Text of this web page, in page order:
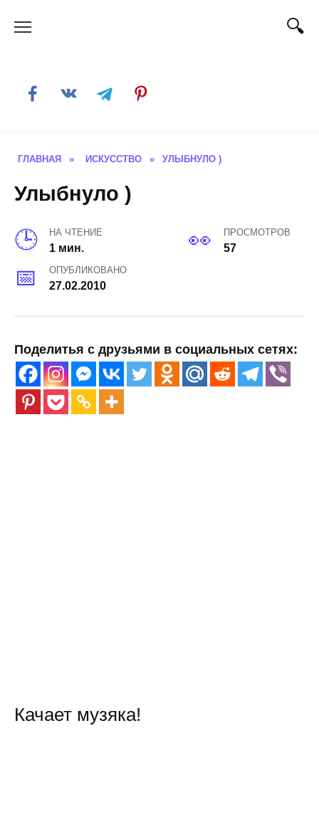
ГЛАВНАЯ » ИСКУССТВО » УЛЫБНУЛО )
Улыбнуло )
НА ЧТЕНИЕ
1 мин.
ПРОСМОТРОВ
57
ОПУБЛИКОВАНО
27.02.2010
Поделитья с друзьями в социальных сетях:
Качает музяка!